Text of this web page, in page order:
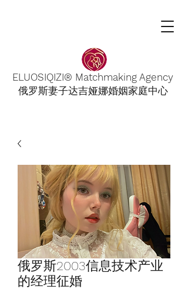
ELUOSIQIZI® Matchmaking Agency
俄罗斯妻子达吉娅娜婚姻家庭中心
俄罗斯2003信息技术产业
的经理征婚